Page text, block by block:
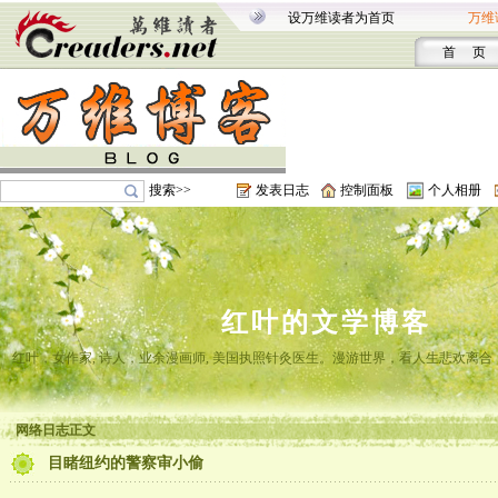
设万维读者为首页 万维
首 页
搜索>> 发表日志 控制面板 个人相册
红叶的文学博客
红叶，女作家, 诗人，业余漫画师, 美国执照针灸医生。漫游世界，看人生悲欢离
网络日志正文
目睹纽约的警察审小偷